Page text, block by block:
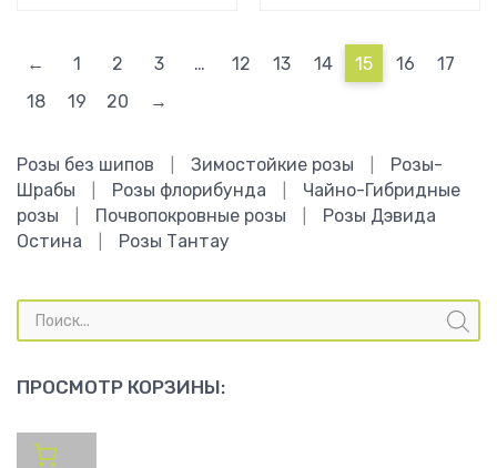
← 1 2 3 … 12 13 14 15 16
17
18
19 20 →
Розы без шипов Зимостойкие розы
Розы-
Шрабы
Розы флорибунда
Чайно-Гибридные
розы
Почвопокровные розы
Розы Дэвида
Остина
Розы Тантау
Поиск
товаров
ПРОСМОТР КОРЗИНЫ: